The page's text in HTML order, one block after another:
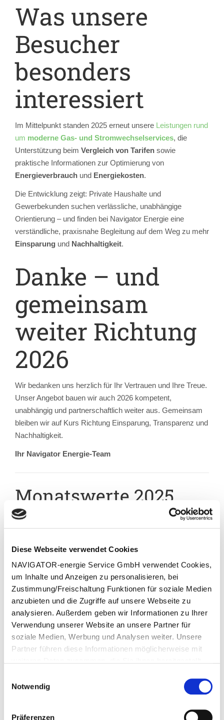
Diese Webseite verwendet Cookies
NAVIGATOR-energie Service GmbH verwendet Cookies,
um Inhalte und Anzeigen zu personalisieren, bei
Zustimmung/Freischaltung Funktionen für soziale Medien
anzubieten und die Zugriffe auf unsere Webseite zu
analysieren. Außerdem geben wir Informationen zu Ihrer
Verwendung unserer Website an unsere Partner für
soziale Medien, Werbung und Analysen weiter. Unsere
Partner führen diese Informationen möglicherweise mit
Dienste bereits gesammelt haben.
Notwendig
Präferenzen
Was unsere
Besucher
besonders
interessiert
Im Mittelpunkt standen 2025 erneut unsere Leistungen rund
um moderne Gas- und Stromwechselservices, die
Unterstützung beim Vergleich von Tarifen sowie
praktische Informationen zur Optimierung von
Energieverbrauch und Energiekosten.
Die Entwicklung zeigt: Private Haushalte und
Gewerbekunden suchen verlässliche, unabhängige
Orientierung – und finden bei Navigator Energie eine
verständliche, praxisnahe Begleitung auf dem Weg zu mehr
Einsparung und Nachhaltigkeit.
Danke – und
gemeinsam
weiter Richtung
2026
Wir bedanken uns herzlich für Ihr Vertrauen und Ihre Treue.
Unser Angebot bauen wir auch 2026 kompetent,
unabhängig und partnerschaftlich weiter aus. Gemeinsam
bleiben wir auf Kurs Richtung Einsparung, Transparenz und
Nachhaltigkeit.
Ihr Navigator Energie-Team
Monatswerte 2025
(Auszug)
Zeitraum Besucher Veränderung ggü.
01.01.2025 – 31.01.2025 1.593 +10,60%
01.02.2025 – 28.02.2025
01.03.2025 – 31.03.2025 2.116 +29,70%
01.04.2025 – 30.04.2025 2.005 +10,80%
01.06.2025 – 30.06.2025